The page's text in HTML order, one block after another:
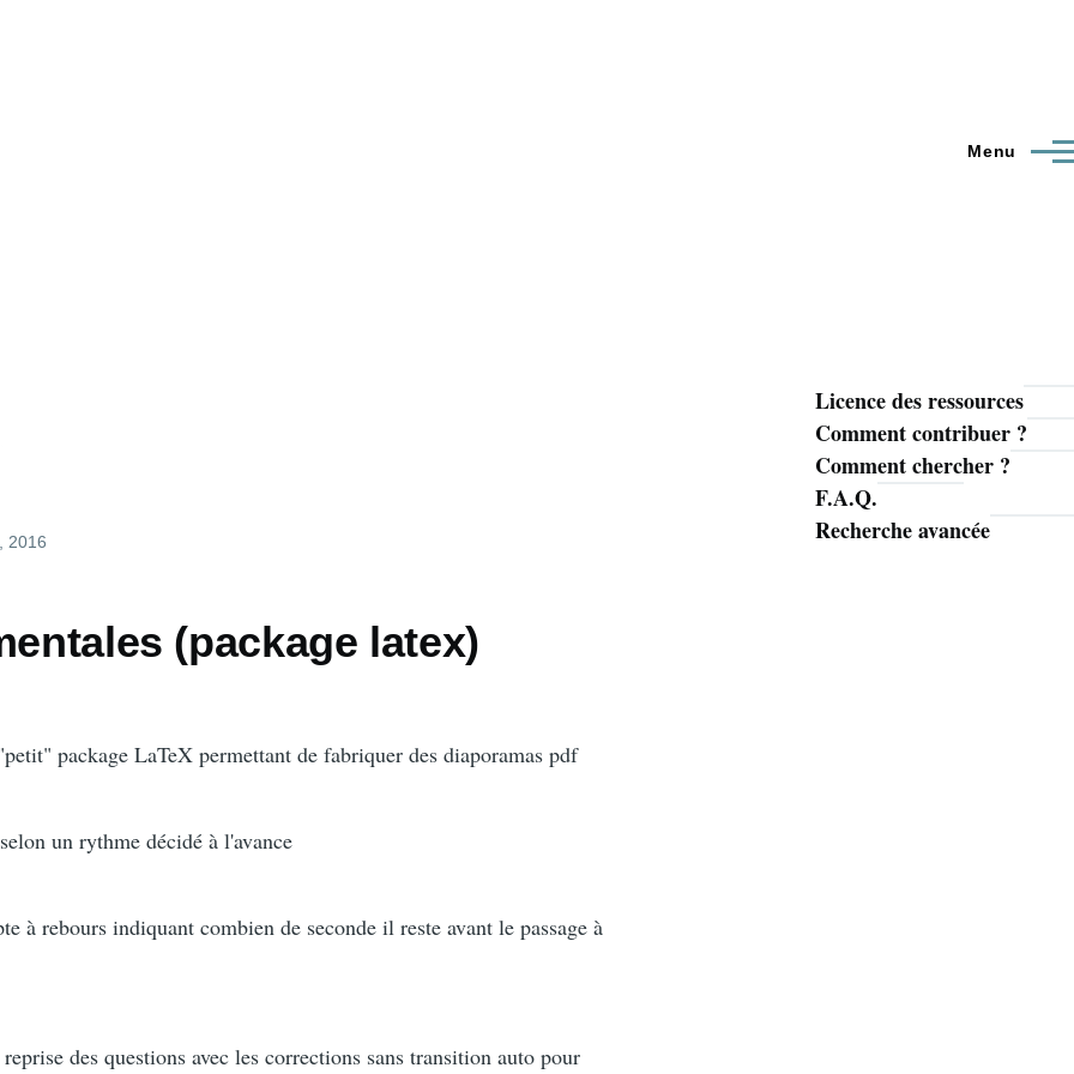
Menu
2016
(package latex)
package LaTeX permettant de fabriquer des diaporamas pdf
un rythme décidé à l'avance
à rebours indiquant combien de seconde il reste avant le passage à
des questions avec les corrections sans transition auto pour
Navigation
principale
Licence des ressources
Comment contribuer ?
Comment chercher ?
F.A.Q.
Recherche avancée